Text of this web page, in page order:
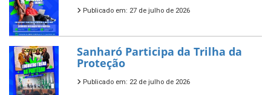
Publicado em: 27 de julho de 2026
Sanharó Participa da Trilha da
Proteção
Publicado em: 22 de julho de 2026